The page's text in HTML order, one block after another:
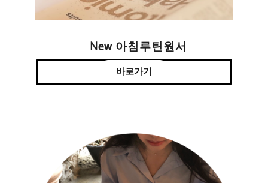
New 아침루틴원서
바로가기